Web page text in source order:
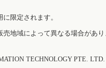
限定されます。
地域によって異なる場合があ
TECHNOLOGY PTE. LTD.